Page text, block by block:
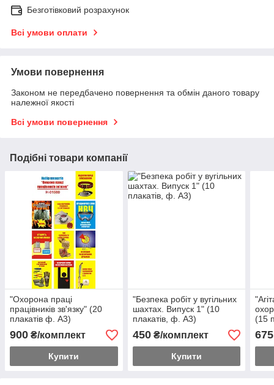
Безготівковий розрахунок
Всі умови оплати
Умови повернення
Законом не передбачено повернення та обмін даного товару
належної якості
Всі умови повернення
Подібні товари компанії
"Охорона праці
працівників зв'язку" (20
плакатів ф. А3)
900 ₴/комплект
Купити
"Безпека робіт у вугільних
шахтах. Випуск 1" (10
плакатів, ф. А3)
450₴/комплект
Купити
(15
675